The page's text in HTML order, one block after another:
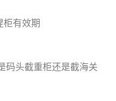
柜有效期
码头截重柜还是截海关